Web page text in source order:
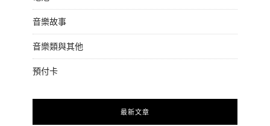
音樂故事
音樂類與其他
預付卡
最新文章